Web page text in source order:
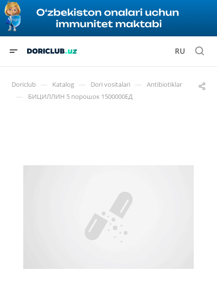
RU
Doriclub — Katalog — Dori vositalari — Antibiotiklar
— БИЦИЛЛИН 5 порошок 1500000ЕД